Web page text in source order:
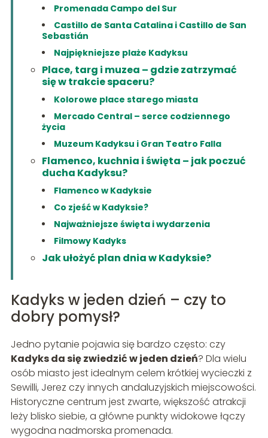
Promenada Campo del Sur
Castillo de Santa Catalina i Castillo de San
Sebastián
Najpiękniejsze plaże Kadyksu
Place, targ i muzea – gdzie zatrzymać
się w trakcie spaceru?
Kolorowe place starego miasta
Mercado Central – serce codziennego
życia
Muzeum Kadyksu i Gran Teatro Falla
Flamenco, kuchnia i święta – jak poczuć
ducha Kadyksu?
Flamenco w Kadyksie
Co zjeść w Kadyksie?
Najważniejsze święta i wydarzenia
Filmowy Kadyks
Jak ułożyć plan dnia w Kadyksie?
Kadyks w jeden dzień – czy to
dobry pomysł?
Jedno pytanie pojawia się bardzo często: czy
Kadyks da się zwiedzić w jeden dzień? Dla wielu
osób miasto jest idealnym celem krótkiej wycieczki z
Sewilli, Jerez czy innych andaluzyjskich miejscowości.
Historyczne centrum jest zwarte, większość atrakcji
leży blisko siebie, a główne punkty widokowe łączy
wygodna nadmorska promenada.